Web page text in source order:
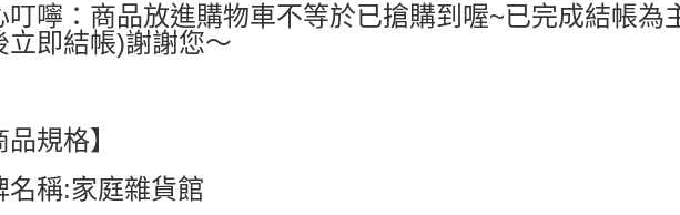
宅配
叮嚀：商品放進購物車不等於已搶購到喔~已完成結帳為
立即結帳)謝謝您～
規格】
名稱:家庭雜貨館